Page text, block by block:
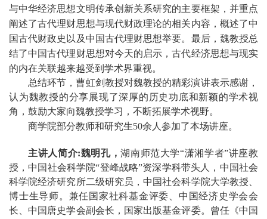
与中华经济思想文明传承创新关系研究的主要框架，并重点
阐述了古代理财思想与现代财政理论的相关内容，概述了中
国古代财政史以及中国古代理财思想举要。最后，魏教授总
结了中国古代理财思想对今天的启示，古代经济思想与现实
的内在关联越来越受到学术界重视。
总结环节，曹虹剑教授对魏教授的精彩演讲表示感谢，
认为魏教授的分享展现了深厚的历史功底和新颖的学术视
角，鼓励大家向魏教授学习，不断拓展学术视野。
商学院部分教师和研究生50余人参加了本场讲座。
主讲人简介:魏明孔，湖南师范大学“潇湘学者”讲座教
授， 中 国社会科学院“登峰战略”资深学科带头人，中国社会
科学院经济研究所二级研究员，中国社会科学院大学教授、
博士生导师。兼任国家社科基金评委、中国经济史学会会
长、中国唐史学会副会长，国家出版基金评委。曾任《中国